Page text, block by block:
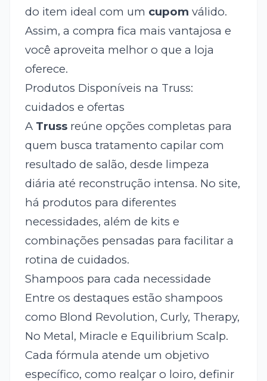
do item ideal com um cupom válido.
Assim, a compra fica mais vantajosa e
você aproveita melhor o que a loja
oferece.
Produtos Disponíveis na Truss:
cuidados e ofertas
A Trussreúne opções completas para
quem busca tratamento capilar com
resultado de salão, desde limpeza
diária até reconstrução intensa. No site,
há produtos para diferentes
necessidades, além de kits e
combinações pensadas para facilitar a
rotina de cuidados.
Shampoos para cada necessidade
Entre os destaques estão shampoos
como Blond Revolution, Curly, Therapy,
No Metal, Miracle e Equilibrium Scalp.
Cada fórmula atende um objetivo
específico, como realçar o loiro, definir